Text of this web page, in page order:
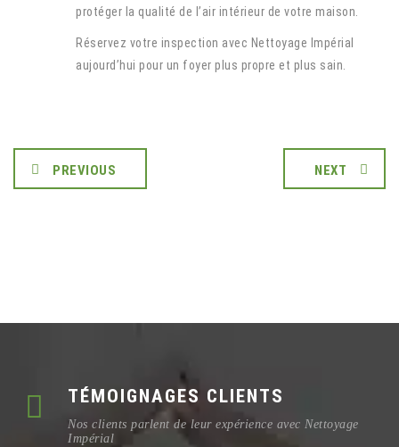
protéger la qualité de l’air intérieur de votre maison.
Réservez votre inspection avec Nettoyage Impérial
aujourd’hui pour un foyer plus propre et plus sain.
PREVIOUS NEXT
TÉMOIGNAGES CLIENTS
Nos clients parlent de leur expérience avec Nettoyage
Impérial